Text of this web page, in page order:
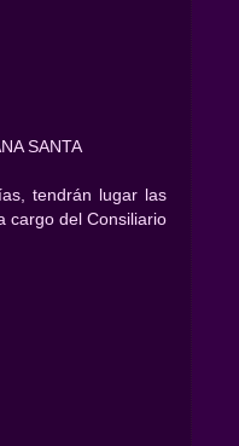
SANTA
tendrán lugar las
cargo del Consiliario